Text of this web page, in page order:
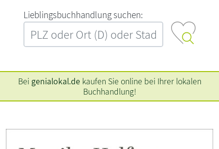
L‍i‍e‍b‍l‍i‍n‍g‍s‍b‍u‍c‍h‍h‍a‍n‍d‍l‍u‍n‍g‍ ‍s‍u‍c‍h‍e‍n‍:‍
Bei genialokal.de kaufen Sie online bei Ihrer lokalen
Buchhandlung!